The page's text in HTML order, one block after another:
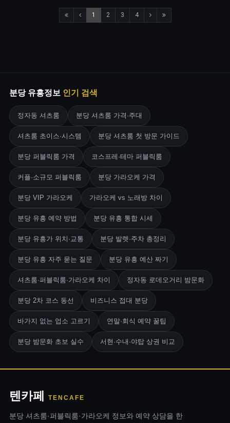
1 2 3 4
분당 유흥정보 인기 검색
정자동 셔츠룸 분당 셔츠룸 가격·주대
셔츠룸 초이스·시스템 분당 셔츠룸 첫 방문 가이드
분당 퍼블릭룸 가격 코스프레·테마 퍼블릭룸
커플·소규모 퍼블릭룸 분당 가라오케 가격
분당 VIP 가라오케 가라오케 vs 노래방 차이
분당 유흥 예약 방법 분당 유흥 통합 시세
분당 유흥가 위치·교통 분당 발렛·주차 총정리
분당 유흥 자주 묻는 질문 분당 유흥 예산 짜기
셔츠룸·퍼블릭룸·가라오케 차이 정자동 로데오거리 밤문화
분당 2차 코스 동선 비즈니스 접대 분당
바가지 없는 업소 고르기 연말·회식 예약 꿀팁
분당 밤문화 초보 실수 서현·수내·야탑 상권 비교
텐카페 TENCAFE
분당 셔츠룸·퍼블릭룸·가라오케 정보와 예약 상담을 한